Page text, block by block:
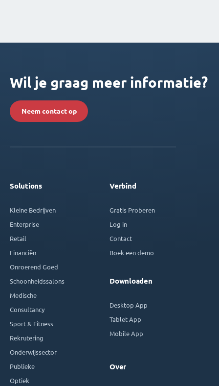
Wil je graag meer informatie?
Neem contact op
Solutions
Kleine Bedrijven
Enterprise
Retail
Financiën
Onroerend Goed
Schoonheidssalons
Medische
Consultancy
Sport & Fitness
Rekrutering
Onderwijssector
Publieke
Optiek
Verbind
Gratis Proberen
Log in
Contact
Boek een demo
Downloaden
Desktop App
Tablet App
Mobile App
Over